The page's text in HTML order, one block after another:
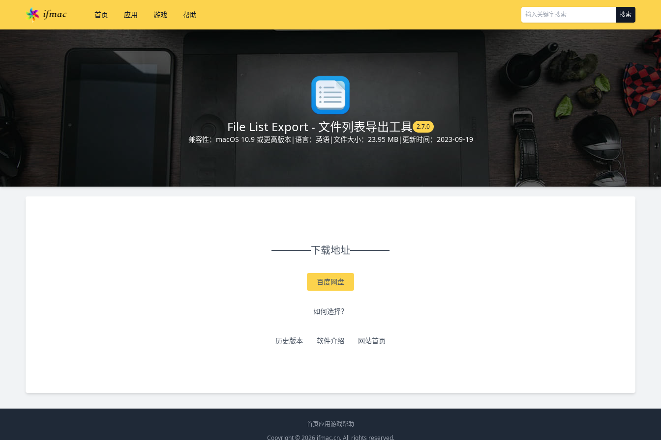
首页 应用 游戏 帮助 搜索
File List Export - 文件列表导出工具 2.7.0
兼容性：macOS 10.9 或更高版本|语言：英语|文件大小：23.95 MB| 更新时间：2023-09-19
下载地址
百度网盘
如何选择？
历史版本 软件介绍 网站首页
首页应用游戏帮助
Copyright © 2026 ifmac.cn. All rights reserved.